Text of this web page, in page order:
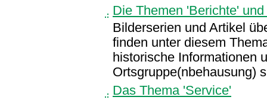
Die Themen 'Berichte'
Bilderserien und Artikel
finden unter diesem
historische Informationen
Ortsgruppe(nbehausung)
Das Thema 'Service'